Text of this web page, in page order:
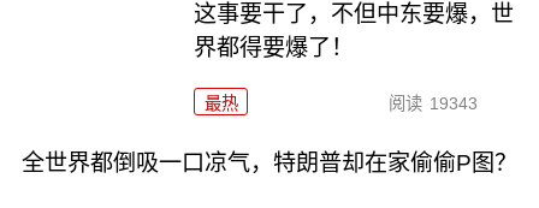
这事要干了，不但中东要爆，世
界都得要爆了！
最热 阅读 19343
全世界都倒吸一口凉气，特朗普却在家偷偷P图？